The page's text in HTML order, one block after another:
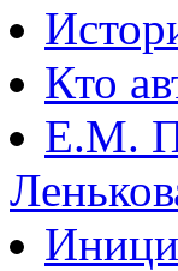
Кто
Е.М.